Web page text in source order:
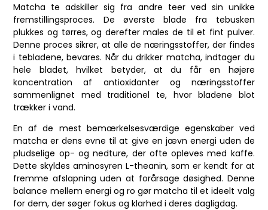
Matcha te adskiller sig fra andre teer ved sin unikke
fremstillingsproces. De øverste blade fra tebusken
plukkes og tørres, og derefter males de til et fint pulver.
Denne proces sikrer, at alle de næringsstoffer, der findes
i tebladene, bevares. Når du drikker matcha, indtager du
hele bladet, hvilket betyder, at du får en højere
koncentration af antioxidanter og næringsstoffer
sammenlignet med traditionel te, hvor bladene blot
trækker i vand.
En af de mest bemærkelsesværdige egenskaber ved
matcha er dens evne til at give en jævn energi uden de
pludselige op- og nedture, der ofte opleves med kaffe.
Dette skyldes aminosyren L-theanin, som er kendt for at
fremme afslapning uden at forårsage døsighed. Denne
balance mellem energi og ro gør matcha til et ideelt valg
for dem, der søger fokus og klarhed i deres dagligdag.